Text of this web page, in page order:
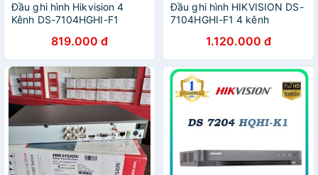
Đầu ghi hình Hikvision 4
Kênh DS-7104HGHI-F1
819.000 đ
Đầu ghi hình HIKVISION DS-
7104HGHI-F1 4 kênh
1.120.000 đ